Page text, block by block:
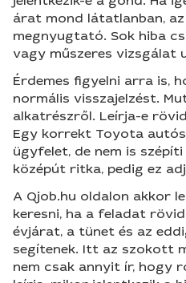
árat mond látatlanban,
megnyugtató. Sok hiba
vagy műszeres vizsgálat
Érdemes figyelni arra is,
normális visszajelzést.
alkatrészről. Leírja-e
Egy korrekt Toyota
ügyfelet, de nem is
középút ritka, pedig ez
A Qjob.hu oldalon akkor
keresni, ha a feladat
évjárat, a tünet és az
segítenek. Itt az szokott
nem csak annyit ír, hogy